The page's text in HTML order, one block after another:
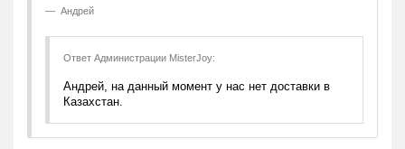
Андрей
Ответ Администрации MisterJoy:
Андрей, на данный момент у нас нет доставки в
Казахстан.